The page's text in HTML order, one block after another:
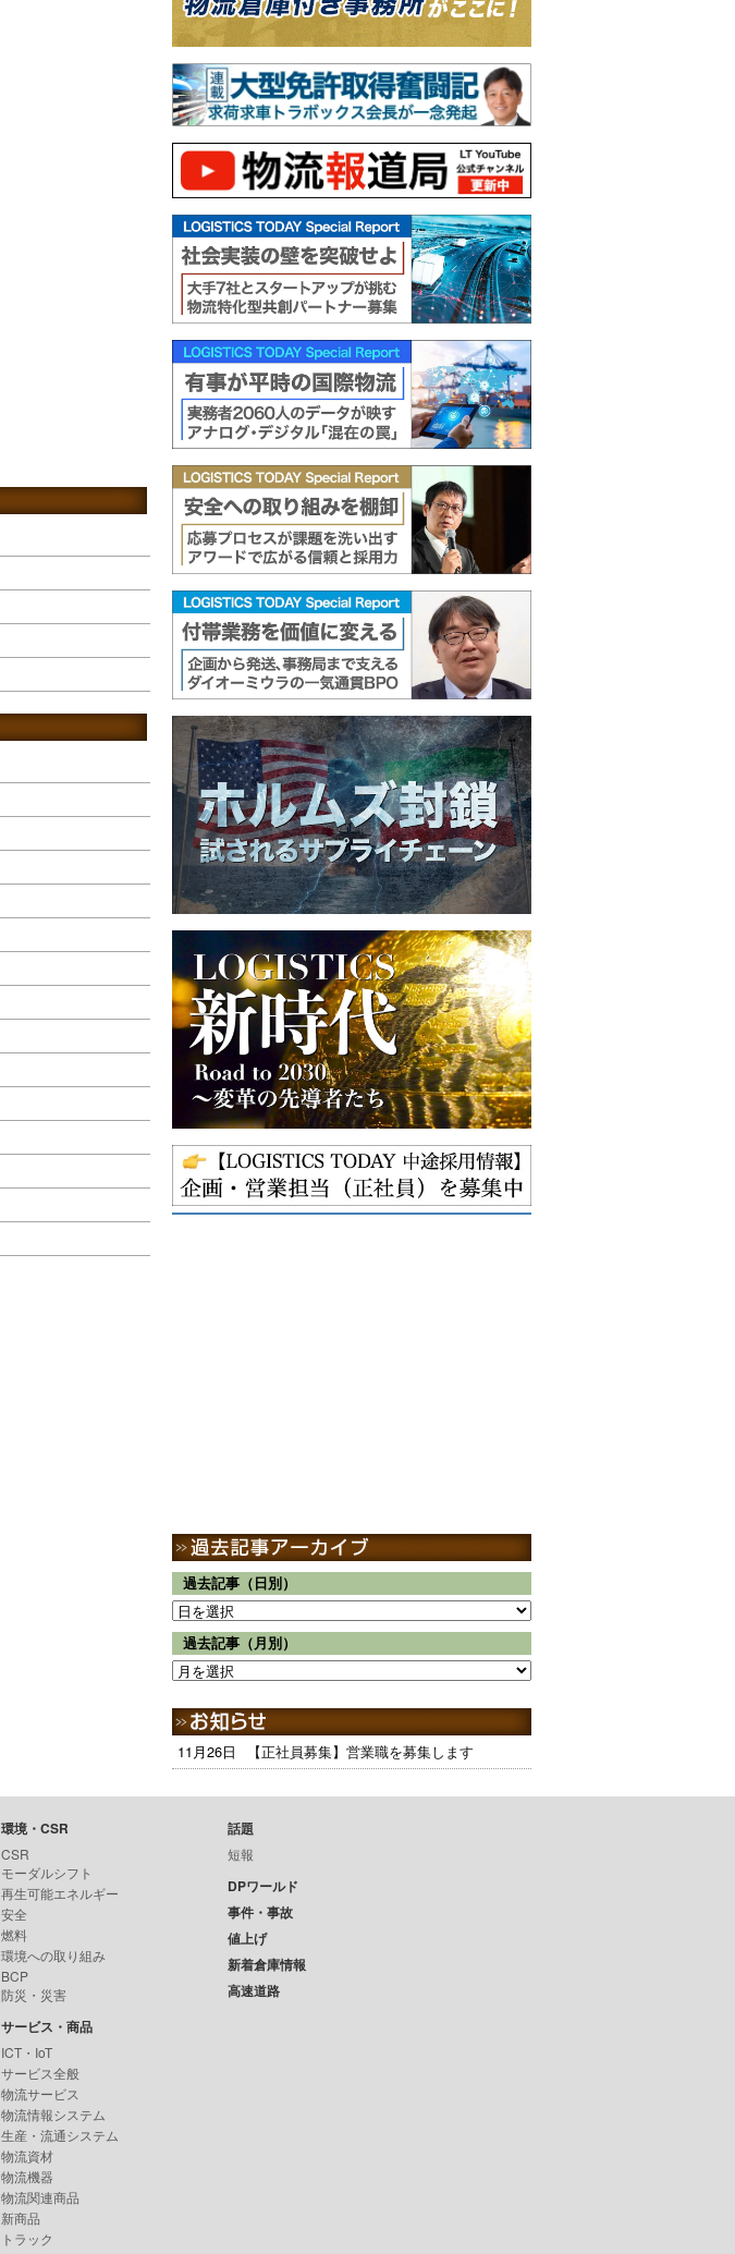
過去記事（日別）
過去記事（月別）
11月26日 【正社員募集】営業職を募集します
環境・CSR
CSR
モーダルシフト
再生可能エネルギー
安全
燃料
環境への取り組み
BCP
防災・災害
サービス・商品
ICT・IoT
サービス全般
物流サービス
物流情報システム
生産・流通システム
物流資材
物流機器
物流関連商品
新商品
トラック
話題
短報
DPワールド
事件・事故
値上げ
新着倉庫情報
高速道路